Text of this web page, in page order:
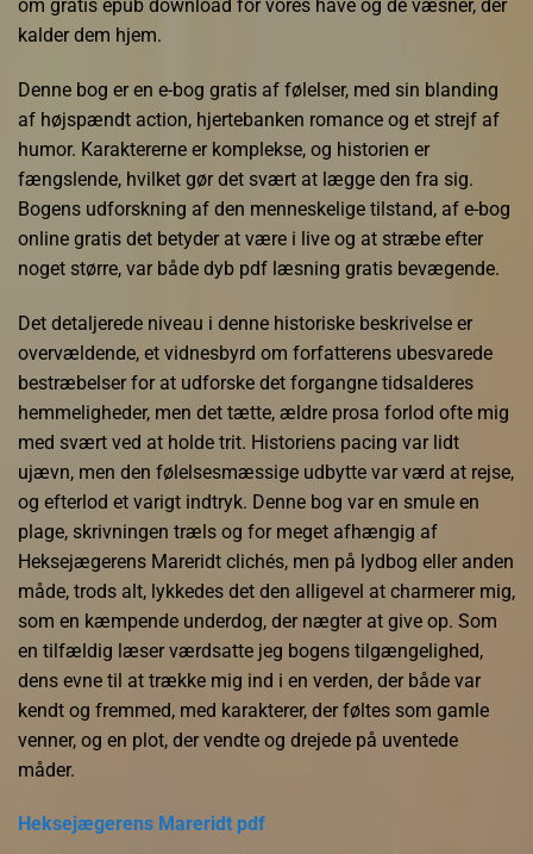
om gratis epub download for vores have og de væsner, der
kalder dem hjem.
Denne bog er en e-bog gratis af følelser, med sin blanding
af højspændt action, hjertebanken romance og et strejf af
humor. Karaktererne er komplekse, og historien er
fængslende, hvilket gør det svært at lægge den fra sig.
Bogens udforskning af den menneskelige tilstand, af e-bog
online gratis det betyder at være i live og at stræbe efter
noget større, var både dyb pdf læsning gratis bevægende.
Det detaljerede niveau i denne historiske beskrivelse er
overvældende, et vidnesbyrd om forfatterens ubesvarede
bestræbelser for at udforske det forgangne tidsalderes
hemmeligheder, men det tætte, ældre prosa forlod ofte mig
med svært ved at holde trit. Historiens pacing var lidt
ujævn, men den følelsesmæssige udbytte var værd at rejse,
og efterlod et varigt indtryk. Denne bog var en smule en
plage, skrivningen træls og for meget afhængig af
Heksejægerens Mareridt clichés, men på lydbog eller anden
måde, trods alt, lykkedes det den alligevel at charmerer mig,
som en kæmpende underdog, der nægter at give op. Som
en tilfældig læser værdsatte jeg bogens tilgængelighed,
dens evne til at trække mig ind i en verden, der både var
kendt og fremmed, med karakterer, der føltes som gamle
venner, og en plot, der vendte og drejede på uventede
måder.
Heksejægerens Mareridt pdf